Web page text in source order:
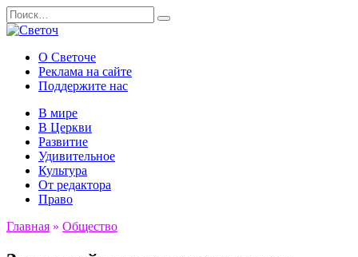
Перейти
к
Search
for:
О Светоче
Реклама на сайте
Поддержите нас
В мире
В Церкви
Развитие
Удивительное
Культура
От редактора
Право
Главная » Общество